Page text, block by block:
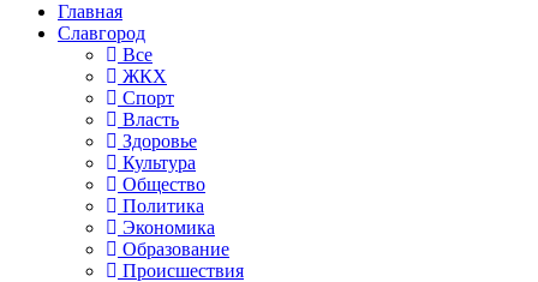
Главная
Славгород
Все
ЖКХ
Спорт
Власть
Здоровье
Культура
Общество
Политика
Экономика
Образование
Происшествия